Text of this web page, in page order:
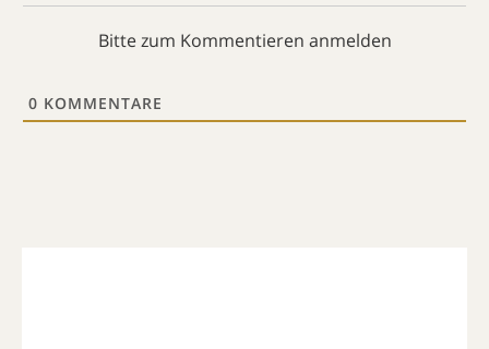
Bitte zum Kommentieren anmelden
0 KOMMENTARE